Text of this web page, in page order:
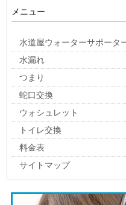
メニュー
水道屋ウォーターサポータ
水漏れ
つまり
蛇口交換
ウォシュレット
トイレ交換
料金表
サイトマップ